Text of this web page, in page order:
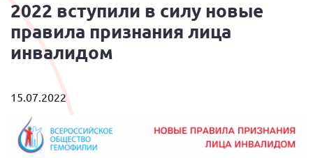
2022 вступили в силу новые
правила признания лица
инвалидом
15.07.2022